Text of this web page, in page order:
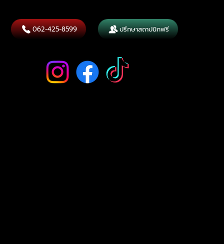
062-425-8599 ปรึกษาสถาปนิกฟรี